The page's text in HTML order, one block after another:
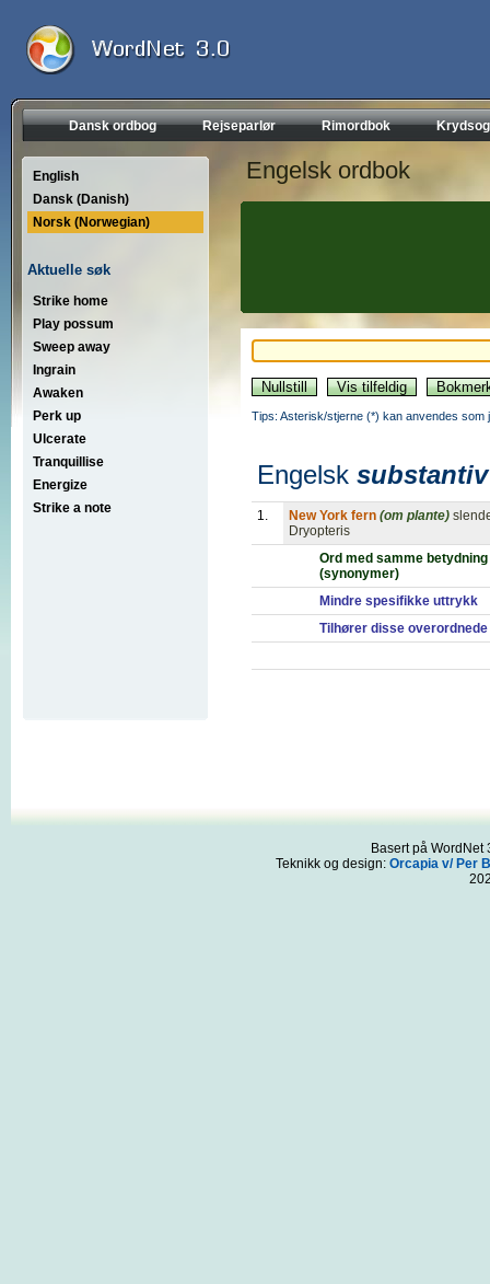
Dansk ordbog Rejseparlør Rimordbok
English
Dansk (Danish)
Norsk (Norwegian)
Aktuelle søk
Strike home
Play possum
Sweep away
Ingrain
Awaken
Perk up
Ulcerate
Tranquillise
Energize
Strike a note
Engelsk ordbok
Tips: Asterisk/stjerne (*) kan anvendes som
Engelsk substantiv
1. New York fern (om plante)
Dryopteris
Ord med samme betydning
(synonymer)
Mindre spesifikke uttrykk
Tilhører disse
Basert på
Teknikk og design: Orcapia v/ Per